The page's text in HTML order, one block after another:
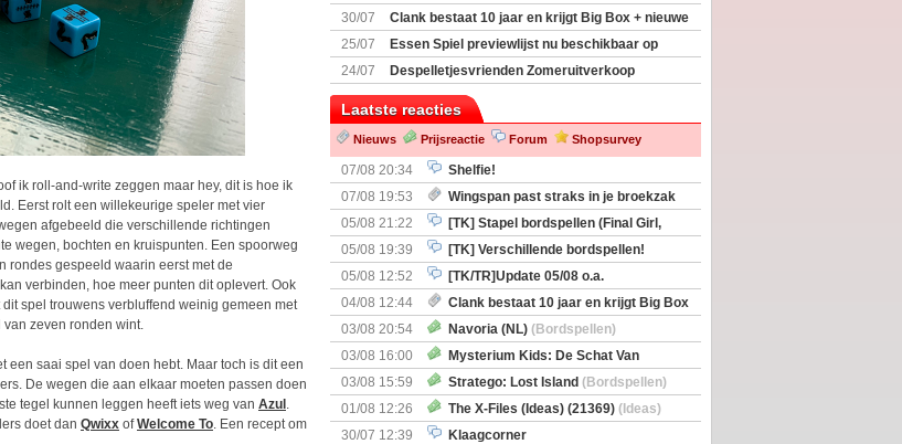
ik roll-and-write zeggen maar hey, dit is hoe ik
Eerst rolt een willekeurige speler met vier
afgebeeld die verschillende richtingen
wegen, bochten en kruispunten. Een spoorweg
rondes gespeeld waarin eerst met de
verbinden, hoe meer punten dit oplevert. Ook
spel trouwens verbluffend weinig gemeen met
van zeven ronden wint.
een saai spel van doen hebt. Maar toch is dit een
De wegen die aan elkaar moeten passen doen
tegel kunnen leggen heeft iets weg van Azul .
doet dan Qwixx ofWelcome To. Een recept om
30/07
Clank bestaat 10 jaar en krijgt Big Box + nieuwe
uitbreiding
25/07
Essen Spiel previewlijst nu beschikbaar op
Boardgamegeek
24/07
Despelletjesvrienden Zomeruitverkoop
Laatste reacties
Nieuws Prijsreactie Forum Shopsurvey
07/08 20:34
Shelfie!
07/08 19:53
Wingspan past straks in je broekzak
05/08 21:22
[TK] Stapel bordspellen (Final Girl,
Nemesis Retaliation, Zombicide Invader)
05/08 19:39
[TK] Verschillende bordspellen!
05/08 12:52
[TK/TR]Update 05/08 o.a.
Prijsverlagingen, Imperium Horizons, 20 Strong
04/08 12:44
Clank bestaat 10 jaar en krijgt Big Box
+ nieuwe uitbreiding
03/08 20:54 Navoria (NL) (Bordspellen)
03/08 16:00
Mysterium Kids: De Schat Van
Kapitein Boe
(Bordspellen)
03/08 15:59 Stratego: Lost Island (Bordspellen)
01/08 12:26
The X-Files (Ideas) (21369) (Ideas)
30/07 12:39
Klaagcorner